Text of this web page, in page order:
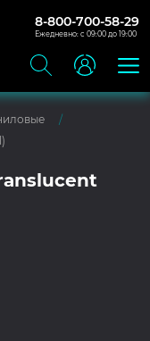
8-800-700-58-29
Ежедневно: с 09:00 до 19:00